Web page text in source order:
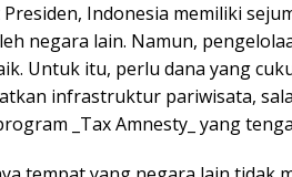
Indonesia memiliki
negara lain. Namun,
Untuk itu, perlu dana yang
infrastruktur pariwisata,
_Tax Amnesty_ yang